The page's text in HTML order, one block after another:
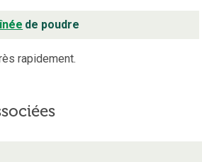
de poudre
rapidement.